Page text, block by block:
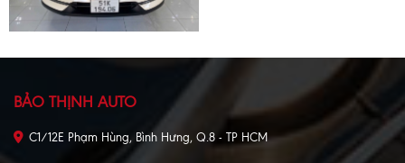
BẢO THỊNH AUTO
C1/12E Phạm Hùng, Bình Hưng, Q.8 - TP HCM